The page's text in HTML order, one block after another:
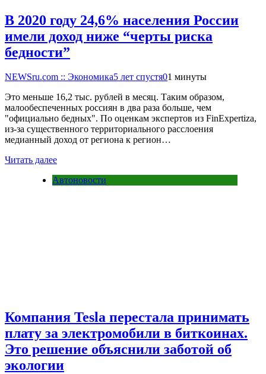
В 2020 году 24,6% населения России
имели доход ниже “черты риска
бедности”
NEWSru.com :: Экономика5 лет спустя01 минуты
Это меньше 16,2 тыс. рублей в месяц. Таким образом,
малообеспеченных россиян в два раза больше, чем
"официально бедных". По оценкам экспертов из FinExpertiza,
из-за существенного территориального расслоения
медианный доход от региона к регион…
Читать далее
Автоновости
Компания Tesla перестала принимать
плату за электромобили в биткоинах.
Это решение объяснили заботой об
экологии